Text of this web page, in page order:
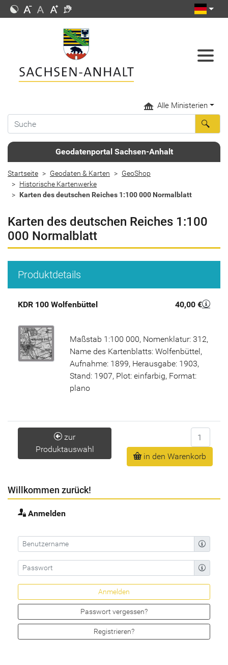
Alle Ministerien
Geodatenportal Sachsen-Anhalt
Startseite Geodaten & Karten
GeoShop
Historische Kartenwerke
Karten des deutschen Reiches 1:100 000 Normalblatt
Karten des deutschen Reiches 1:100
000 Normalblatt
Produktdetails
KDR 100 Wolfenbüttel 40,00 €
Maßstab 1:100 000, Nomenklatur: 312,
Name des Kartenblatts: Wolfenbüttel,
Aufnahme: 1899, Herausgabe: 1903,
Stand: 1907, Plot: einfarbig, Format:
plano
zur
Produktauswahl
Anzahl
in den Warenkorb
Willkommen zurück!
Anmelden
Passwort vergessen?
Registrieren?